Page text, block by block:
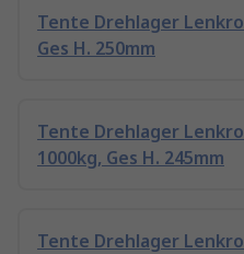
Tente Drehlager
Ges H. 250mm
Tente Drehlager
1000kg, Ges H. 245mm
Tente Drehlager